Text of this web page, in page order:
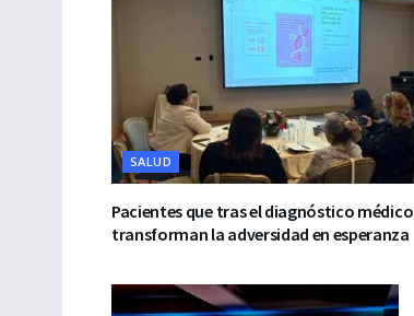
SALUD
Pacientes que tras el diagnóstico médico
transforman la adversidad en esperanza